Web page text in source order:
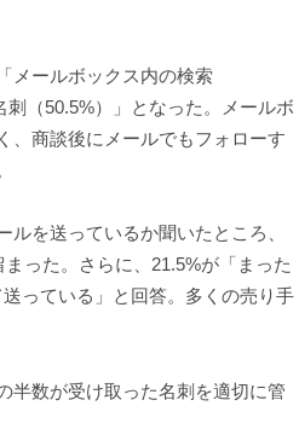
メールボックス内の検索
刺（50.5%）」となった。メールボ
、商談後にメールでもフォローす
を送っているか聞いたところ、
った。さらに、21.5%が「まった
っている」と回答。多くの売り手
半数が受け取った名刺を適切に管